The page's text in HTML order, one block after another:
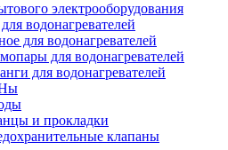
электрооборудования
водонагревателей
для водонагревателей
для водонагревателей
для водонагревателей
и прокладки
клапаны